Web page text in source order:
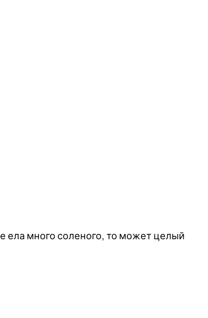
ела много соленого, то может целый